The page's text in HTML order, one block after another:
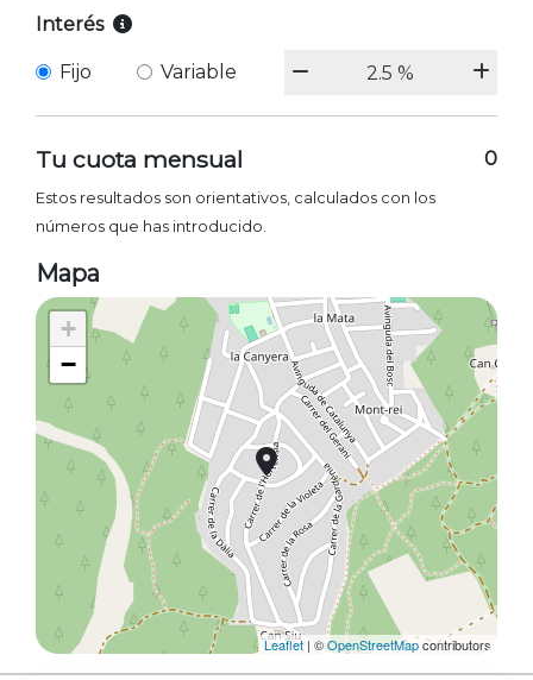
Interés
Fijo Variable
Tu cuota mensual 0
Estos resultados son orientativos, calculados con los
números que has introducido.
Mapa
+
−
Leaflet | ©OpenStreetMapcontributors